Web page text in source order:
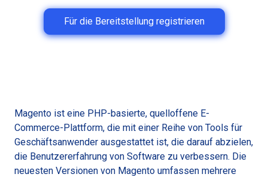
Für die Bereitstellung registrieren
Magento ist eine PHP-basierte, quelloffene E-
Commerce-Plattform, die mit einer Reihe von Tools für
Geschäftsanwender ausgestattet ist, die darauf abzielen,
die Benutzererfahrung von Software zu verbessern. Die
neuesten Versionen von Magento umfassen mehrere